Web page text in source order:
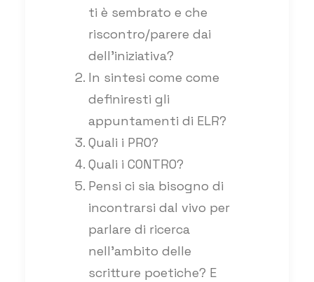
ti è sembrato e che
riscontro/parere dai
dell’iniziativa?
In sintesi come come
definiresti gli
appuntamenti di ELR?
Quali i PRO?
Quali i CONTRO?
Pensi ci sia bisogno di
incontrarsi dal vivo per
parlare di ricerca
nell’ambito delle
scritture poetiche? E